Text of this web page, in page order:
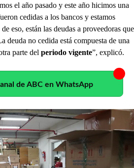
el año pasado y este año hicimos una
cedidas a los bancos y estamos
eso, están las deudas a proveedoras que
deuda no cedida está compuesta de una
parte del periodo vigente”, explicó.
de ABC en WhatsApp